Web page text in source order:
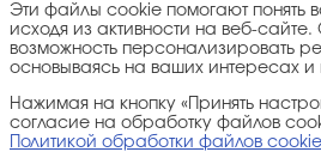
Эти файлы cookie помогают понять
исходя из активности на веб-
возможность персонализировать
основываясь на ваших интересах и
Нажимая на кнопку «Принять
согласие на обработку файлов
Политикой обработки файлов cookie